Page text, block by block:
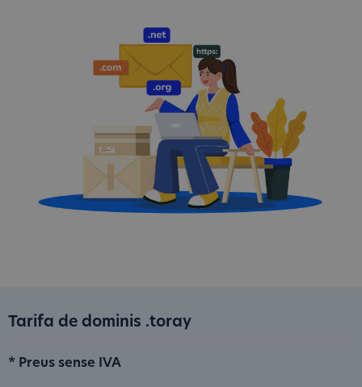
Tarifa de dominis .toray
* Preus sense IVA